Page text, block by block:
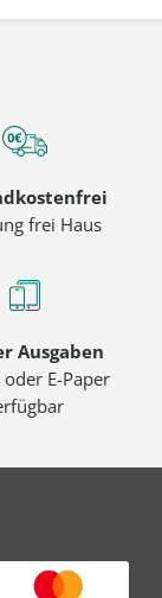
frei Haus
Ausgaben
oder E-Paper